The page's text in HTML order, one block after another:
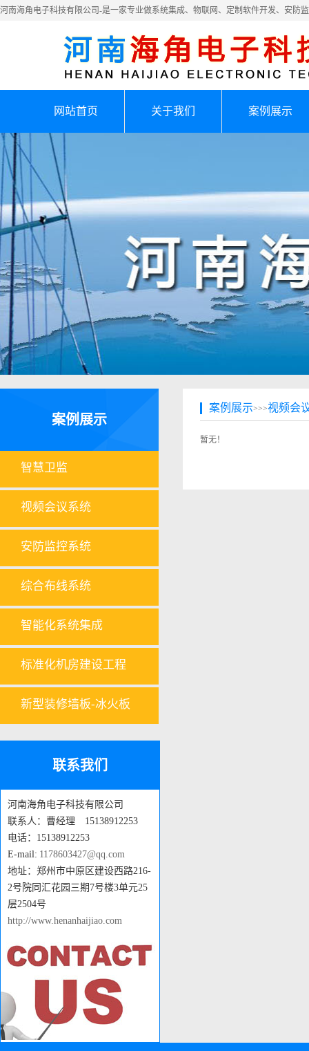
河南海角电子科技有限公司-是一家专业做系统集成、物联网、定制软件开发、安防
网站首页 关于我们 案例展示
案例展示
智慧卫监
视频会议系统
安防监控系统
综合布线系统
智能化系统集成
标准化机房建设工程
新型装修墙板-冰火板
联系我们
河南海角电子科技有限公司
联系人：曹经理 15138912253
电话：15138912253
E-mail: 1178603427@qq.com
地址：郑州市中原区建设西路216-
2号院同汇花园三期7号楼3单元25
层2504号
http://www.henanhaijiao.com
案例展示>>>视频会
暂无！